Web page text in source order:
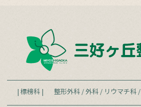
| 標榜科 | 整形外科/外科/ リウマチ科/